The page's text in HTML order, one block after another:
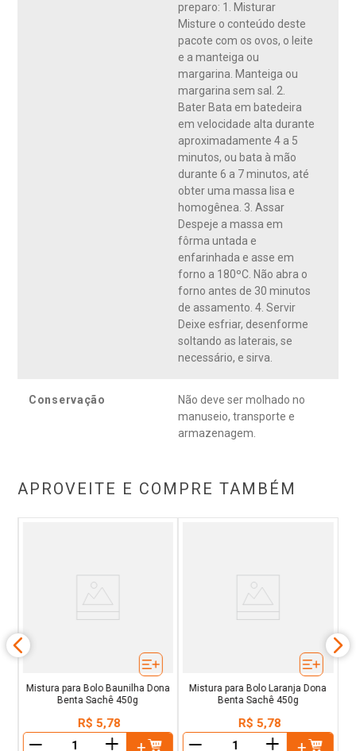
preparo: 1. Misturar
Misture o conteúdo deste
pacote com os ovos, o leite
e a manteiga ou
margarina. Manteiga ou
margarina sem sal. 2.
Bater Bata em batedeira
em velocidade alta durante
aproximadamente 4 a 5
minutos, ou bata à mão
durante 6 a 7 minutos, até
obter uma massa lisa e
homogênea. 3. Assar
Despeje a massa em
fôrma untada e
enfarinhada e asse em
forno a 180ºC. Não abra o
forno antes de 30 minutos
de assamento. 4. Servir
Deixe esfriar, desenforme
soltando as laterais, se
necessário, e sirva.
Conservação
Não deve ser molhado no
manuseio, transporte e
armazenagem.
APROVEITE E COMPRE TAMBÉM
Mistura para Bolo Baunilha Dona
Benta Sachê 450g
R$ 5,78
＋
Mistura para Bolo Laranja Dona
Benta Sachê 450g
R$ 5,78
＋